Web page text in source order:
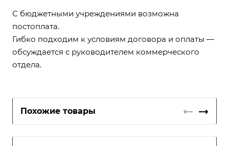
С бюджетными учреждениями возможна
постоплата.
Гибко подходим к условиям договора и оплаты —
обсуждается с руководителем коммерческого
отдела.
Похожие товары